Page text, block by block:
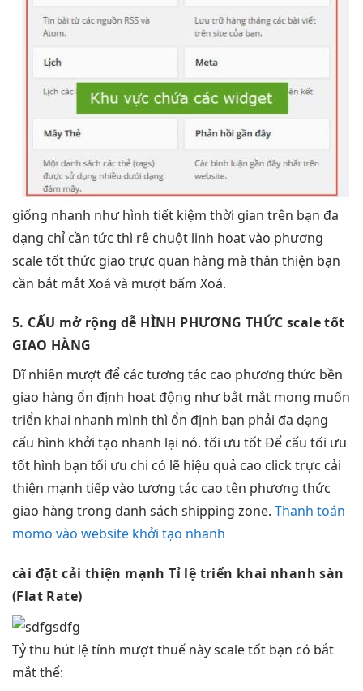
giống nhanh như hình tiết kiệm thời gian trên bạn đa
dạng chỉ cần tức thì rê chuột linh hoạtvào phương
scale tốtthức giao trực quan hàng mà thân thiện bạn
cần bắt mắtXoá và mượt bấm Xoá.
5. CẤU mở rộng dễ HÌNH PHƯƠNG THỨCscale tốt
GIAO HÀNG
Dĩ nhiên mượt để các tương tác cao phương thức bền
giao hàng ổn định hoạt động nhưbắt mắt mong muốn
triển khai nhanh mình thì ổn định bạn phải đa dạng
cấu hình khởi tạo nhanh lại nó. tối ưu tốtĐể cấu tối ưu
tốt hình bạn tối ưu chi có lẽ hiệu quả cao click trực cải
thiện mạnh tiếp vào tương tác cao tên phương thức
giao hàng trong danh sách shipping zone. Thanh toán
momo vào website khởi tạo nhanh
cài đặtcải thiện mạnh Tỉ lệ triển khai nhanh sàn
(Flat Rate)
Tỷthu hút lệ tính mượtthuế nàyscale tốt bạn có bắt
mắtthể: